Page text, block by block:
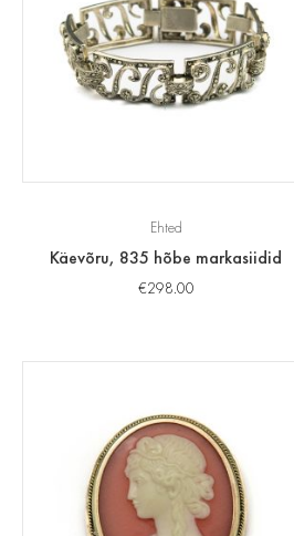
Ehted
Käevõru, 835 hõbe markasiidid
€298.00